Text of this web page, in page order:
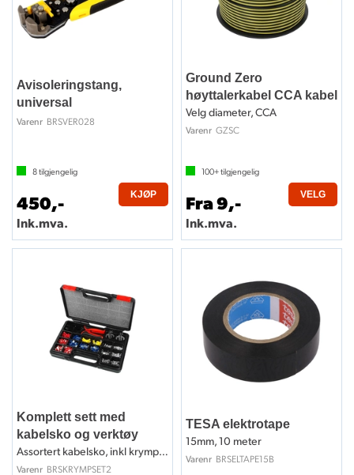
Avisoleringstang,
universal
Varenr BRSVER028
8tilgjengelig
450,-
Ink.mva.
KJØP
Ground Zero
høyttalerkabel CCA kabel
Velg diameter, CCA
Varenr GZSC
100+tilgjengelig
Fra 9,-
Ink.mva.
VELG
Komplett sett med
kabelsko og verktøy
Assortert kabelsko, inkl krympeverktøy
Varenr BRSKRYMPSET2
TESA elektrotape
15mm, 10 meter
Varenr BRSELTAPE15B